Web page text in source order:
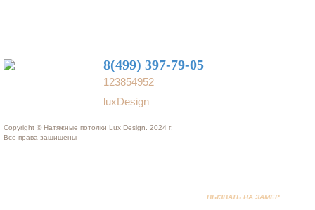
ВЫЗВАТЬ НА ЗАМЕР
8(499) 397-79-05
123854952
luxDesign
Copyright © Натяжные потолки Lux Design. 2024 г.
Все права защищены